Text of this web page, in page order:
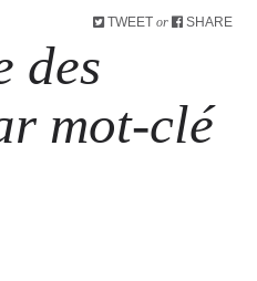
TWEET or SHARE
des
mot-clé